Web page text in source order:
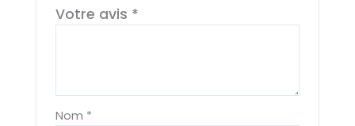
Votre avis *
Nom *